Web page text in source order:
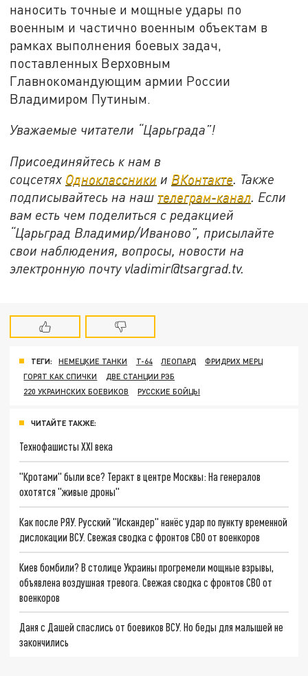
наносить точные и мощные удары по
военным и частично военным объектам в
рамках выполнения боевых задач,
поставленных Верховным
Главнокомандующим армии России
Владимиром Путиным.
Уважаемые читатели “Царьграда”!
Присоединяйтесь к нам в
соцсетях Одноклассники и ВКонтакте. Также
подписывайтесь на наш телеграм-канал. Если
вам есть чем поделиться с редакцией
“Царьград Владимир/Иваново”, присылайте
свои наблюдения, вопросы, новости на
электронную почту vladimir@tsargrad.tv.
ТЕГИ: НЕМЕЦКИЕ ТАНКИ Т-64 ЛЕОПАРД
ФРИДРИХ МЕРЦ
ГОРЯТ КАК СПИЧКИ
ДВЕ СТАНЦИИ РЭБ
220 УКРАИНСКИХ БОЕВИКОВ
РУССКИЕ БОЙЦЫ
ЧИТАЙТЕ ТАКЖЕ:
Технофашисты XXI века
"Кротами" были все? Теракт в центре Москвы: На генералов
охотятся "живые дроны"
Как после РЯУ. Русский "Искандер" нанёс удар по пункту временной
дислокации ВСУ. Свежая сводка с фронтов СВО от военкоров
Киев бомбили? В столице Украины прогремели мощные взрывы,
объявлена воздушная тревога. Свежая сводка с фронтов СВО от
военкоров
Даня с Дашей спаслись от боевиков ВСУ. Но беды для малышей не
закончились